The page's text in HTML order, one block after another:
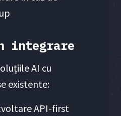
integrare
AI cu
existente:
API-first